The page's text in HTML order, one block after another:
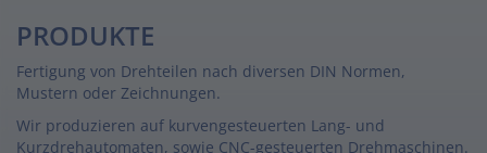
PRODUKTE
Fertigung von Drehteilen nach diversen DIN Normen,
Mustern oder Zeichnungen.
Wir produzieren auf kurvengesteuerten Lang- und
Kurzdrehautomaten, sowie CNC-gesteuerten Drehmaschinen.
&